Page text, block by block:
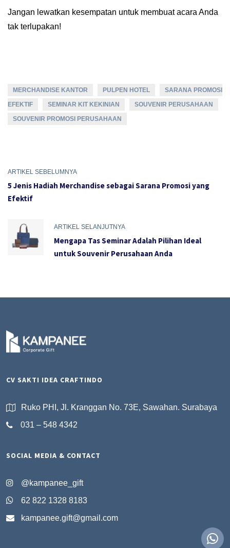
Jangan lewatkan kesempatan untuk membuat acara Anda
tak terlupakan!
MERCHANDISE KANTOR PULPEN HOTEL
SARANA PROMOSI
EFEKTIF
SEMINAR KIT KEKINIAN
SOUVENIR PERUSAHAAN
SOUVENIR PROMOSI PERUSAHAAN
ARTIKEL SEBELUMNYA
5 Jenis Hadiah Merchandise sebagai Sarana Promosi yang
Efektif
ARTIKEL SELANJUTNYA
Mengapa Tas Seminar Adalah Pilihan Ideal
untuk Souvenir Perusahaan Anda
CV SAKTI IDEA CRAFTINDO
Ruko PHI, Jl. Kranggan No. 73E, Sawahan. Surabaya
031 – 548 4342
SOCIAL MEDIA & CONTACT
@kampanee_gift
62 822 1328 8183
kampanee.gift@gmail.com